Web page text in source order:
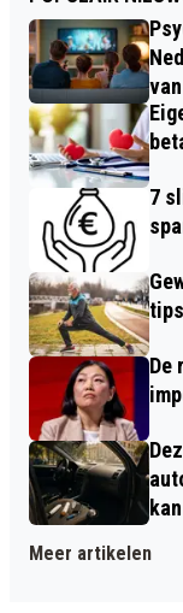
7
De
Meer artikelen